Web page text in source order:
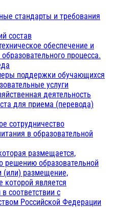
стандарты и требования
состав
обеспечение и
процесса.
поддержки обучающихся
услуги
деятельность
для приема (перевода)
сотрудничество
в образовательной
размещается,
решению образовательной
(или) размещение,
которой является
соответствии с
Российской Федерации